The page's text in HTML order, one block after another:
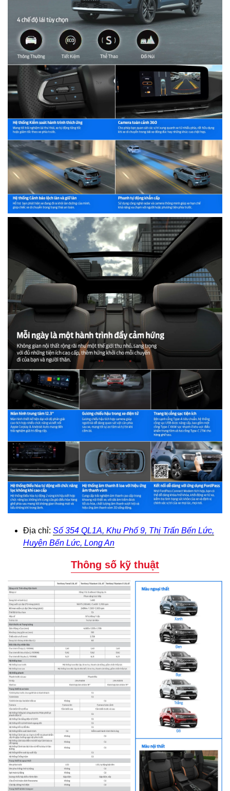
Địa chỉ: Số 354 QL1A, Khu Phố 9, Thị Trấn Bến Lức,
Huyện Bến Lức, Long An
Thông số kỹ thuật